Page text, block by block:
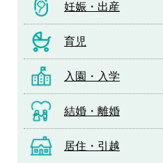
妊娠・出産
育児
入園・入学
結婚・離婚
居住・引越